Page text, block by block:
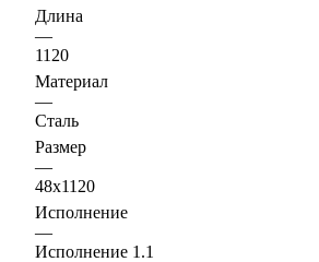
Длина
—
1120
Материал
—
Сталь
Размер
—
48х1120
Исполнение
—
Исполнение 1.1